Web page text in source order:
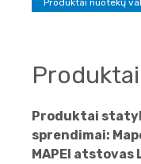
Produktai
sprendimai:
MAPEI